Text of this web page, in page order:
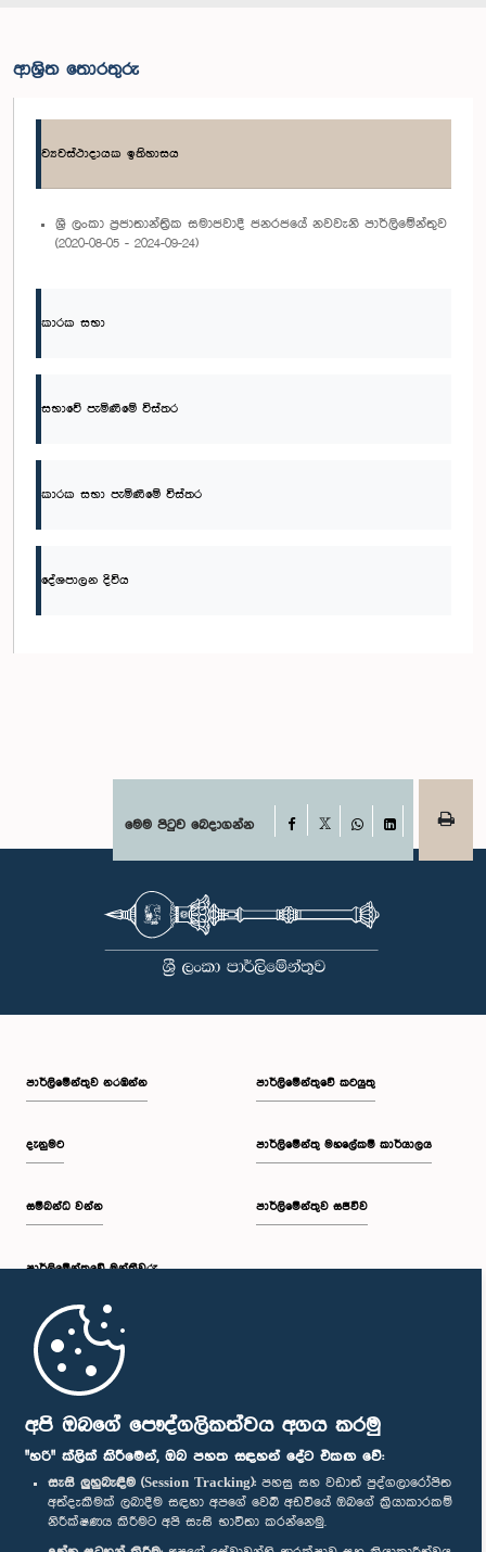
අපි ඔබගේ පෞද්ගලිකත්වය අගය කරමු
"හරි" ක්ලික් කිරීමෙන්, ඔබ පහත සඳහන් දේට එකඟ වේ:
සැසි ලුහුබැඳීම (Session Tracking): පහසු සහ වඩාත් පුද්ගලාරෝපිත
අත්දැකීමක් ලබාදීම සඳහා අපගේ වෙබ් අඩවියේ ඔබගේ ක්‍රියාකාරකම්
නිරීක්ෂණය කිරීමට අපි සැසි භාවිතා කරන්නෙමු.
ආශ්‍රිත තොරතුරු
ව්‍යවස්ථාදායක ඉතිහාසය
ශ්‍රී ලංකා ප්‍රජාතාන්ත්‍රික සමාජවාදී ජනරජයේ නවවැනි පාර්ලිමේන්තුව
(2020-08-05 - 2024-09-24)
කාරක සභා
සභාවේ පැමිණීමේ විස්තර
කාරක සභා පැමිණීමේ විස්තර
දේශපාලන දිවිය
මෙම පිටුව බෙදාගන්න Facebook
පාර්ලි‌මේන්තුව නරඹන්න
දැනුමට
සම්බන්ධ වන්න
පාර්ලි‌මේන්තුවේ මන්ත්‍රීවරු
මුල් පිටුව
පාර්ලිමේන්තුවේ කටයුතු
පාර්ලිමේන්තු මහලේකම් කාර්යාලය
පාර්ලිමේන්තුව සජීවීව
පාර්ලිමේන්තු ජංගම යෙදුම
අප හා සම්බන්ධ වී සිටින්න :